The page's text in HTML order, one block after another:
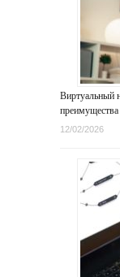
Виртуальный
преимущества
12/02/2026